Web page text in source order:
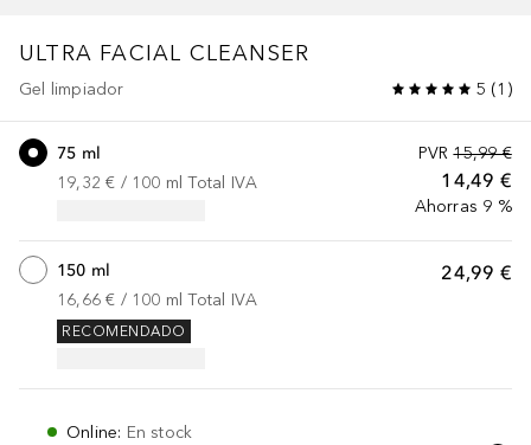
ULTRA FACIAL CLEANSER
Gel limpiador 5 (1 )
PVR 15,99 €
14,49 €
Ahorras 9 %
75 ml
19,32 € / 100 ml Total IVA
24,99 €
150 ml
16,66 € / 100 ml Total IVA
RECOMENDADO
Online: En stock